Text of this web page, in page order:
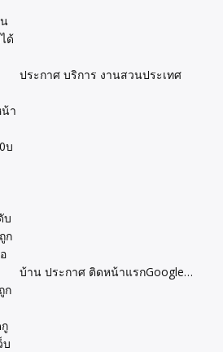
ประกาศ บริการ งานสวนประเทศ
บ้าน ประกาศ ติดหน้าแรกGoogle…